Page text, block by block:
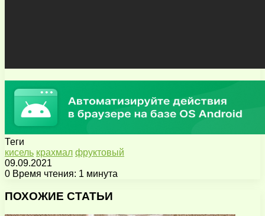
Теги
кисель крахмал фруктовый
09.09.2021
0 Время чтения: 1 минута
через
ПОХОЖИЕ СТАТЬИ